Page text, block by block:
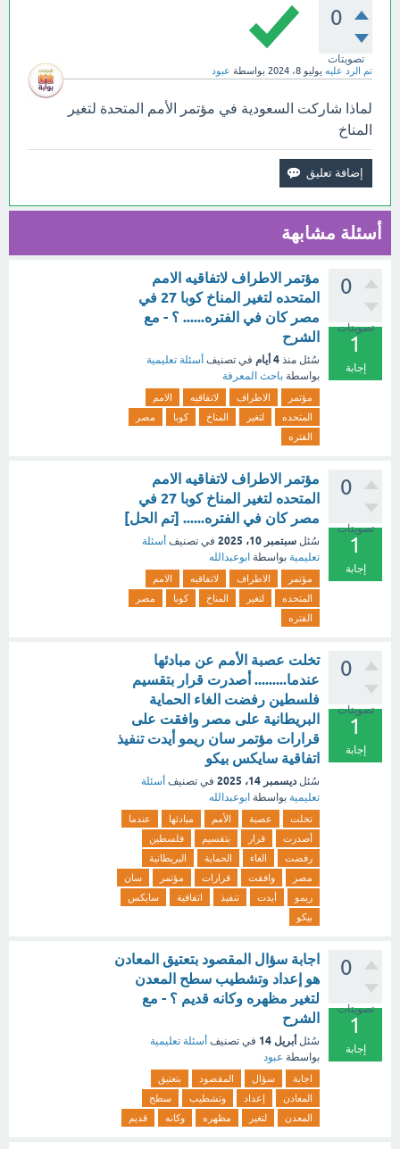
0
تصويتات
تم الرد عليه يوليو 8، 2024 بواسطة عبود
لماذا شاركت السعودية في مؤتمر الأمم المتحدة لتغير
المناخ
أسئلة مشابهة
0
تصويتات
1
إجابة
مؤتمر الاطراف لاتفاقيه الامم
المتحده لتغير المناخ كوبا 27 في
مصر كان في الفتره...... ؟ - مع
الشرح
سُئل منذ 4 أيام في تصنيف أسئلة تعليمية
بواسطة باحث المعرفة
مؤتمر الاطراف لاتفاقيه
الامم
المتحده
لتغير المناخ كوبا
مصر
الفتره
0
تصويتات
1
إجابة
مؤتمر الاطراف لاتفاقيه الامم
المتحده لتغير المناخ كوبا 27 في
مصر كان في الفتره...... [تم الحل]
سُئل سبتمبر 10، 2025 في تصنيف أسئلة
تعليمية بواسطة ابوعبدالله
مؤتمر الاطراف لاتفاقيه
الامم
المتحده
لتغير المناخ كوبا
مصر
الفتره
0
تصويتات
1
إجابة
تخلت عصبة الأمم عن مبادئها
عندما......... أصدرت قرار بتقسيم
فلسطين رفضت الغاء الحماية
البريطانية على مصر وافقت على
قرارات مؤتمر سان ريمو أيدت تنفيذ
اتفاقية سايكس بيكو
سُئل ديسمبر 14، 2025 في تصنيف أسئلة
تعليمية بواسطة ابوعبدالله
تخلت عصبة الأمم مبادئها
عندما
أصدرت
قرار بتقسيم
فلسطين
رفضت
الغاء الحماية
البريطانية
مصر
وافقت قرارات مؤتمر
سان
ريمو
أيدت تنفيذ اتفاقية
سايكس
بيكو
0
تصويتات
1
إجابة
اجابة سؤال المقصود بتعتيق المعادن
هو إعداد وتشطيب سطح المعدن
لتغير مظهره وكانه قديم ؟ - مع
الشرح
سُئل أبريل 14 في تصنيف أسئلة تعليمية
بواسطة عبود
اجابة سؤال المقصود
بتعتيق
المعادن
إعداد وتشطيب
سطح
المعدن
لتغير مظهره وكانه قديم